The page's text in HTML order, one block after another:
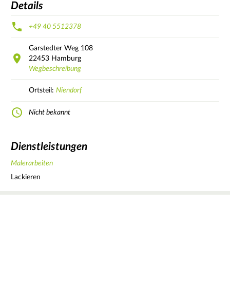
Details
+49 40 5512378
Garstedter Weg 108
22453 Hamburg
Wegbeschreibung
Ortsteil: Niendorf
Nicht bekannt
Dienstleistungen
Malerarbeiten
Lackieren